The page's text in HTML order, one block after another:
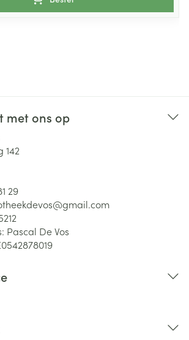
met ons op
142
29
gmail.com
Pascal De Vos